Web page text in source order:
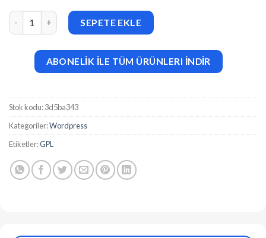
Vincent Eight (v1.24) Responsive Multipurpose WordPress
SEPETE EKLE
ABONELİK İLE TÜM ÜRÜNLERI İNDİR
Stok kodu:3d5ba343
Kategoriler:Wordpress
Etiketler:GPL